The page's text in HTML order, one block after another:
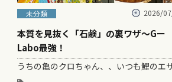
未分類 2026/
本質を見抜く「石鹸」の裏ワザ〜Gー
Labo最強！